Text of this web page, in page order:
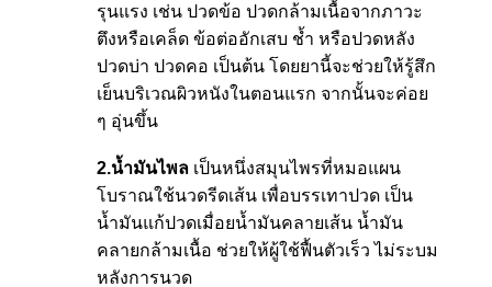
รุนแรง เช่น ปวดข้อ ปวดกล้ามเนื้อจากภาวะ
ตึงหรือเคล็ด ข้อต่ออักเสบ ช้ำ หรือปวดหลัง
ปวดบ่า ปวดคอ เป็นต้น โดยยานี้จะช่วยให้รู้สึก
เย็นบริเวณผิวหนังในตอนแรก จากนั้นจะค่อย
ๆ อุ่นขึ้น
2.น้ำมันไพล เป็นหนึ่งสมุนไพรที่หมอแผน
โบราณใช้นวดรีดเส้น เพื่อบรรเทาปวด เป็น
น้ำมันแก้ปวดเมื่อยน้ำมันคลายเส้น น้ำมัน
คลายกล้ามเนื้อ ช่วยให้ผู้ใช้ฟื้นตัวเร็ว ไม่ระบม
หลังการนวด